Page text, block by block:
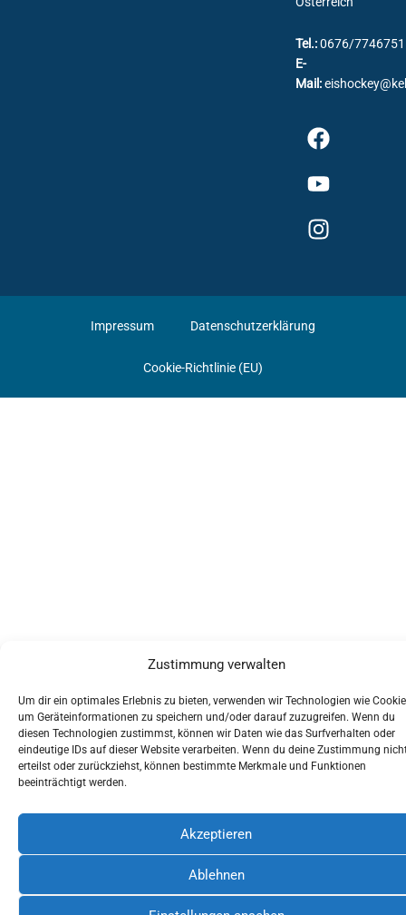
Zustimmung verwalten
Um dir ein optimales Erlebnis zu bieten, verwenden wir Technologien wie
um Geräteinformationen zu speichern und/oder darauf zuzugreifen. Wenn du
diesen Technologien zustimmst, können wir Daten wie das Surfverhalten oder
eindeutige IDs auf dieser Website verarbeiten. Wenn du deine Zustimmung
erteilst oder zurückziehst, können bestimmte Merkmale und Funktionen
beeinträchtigt werden.
Akzeptieren
Ablehnen
Tel.:0676/7746751
E-
Mail:
Impressum Datenschutzerklärung
Cookie-Richtlinie (EU)